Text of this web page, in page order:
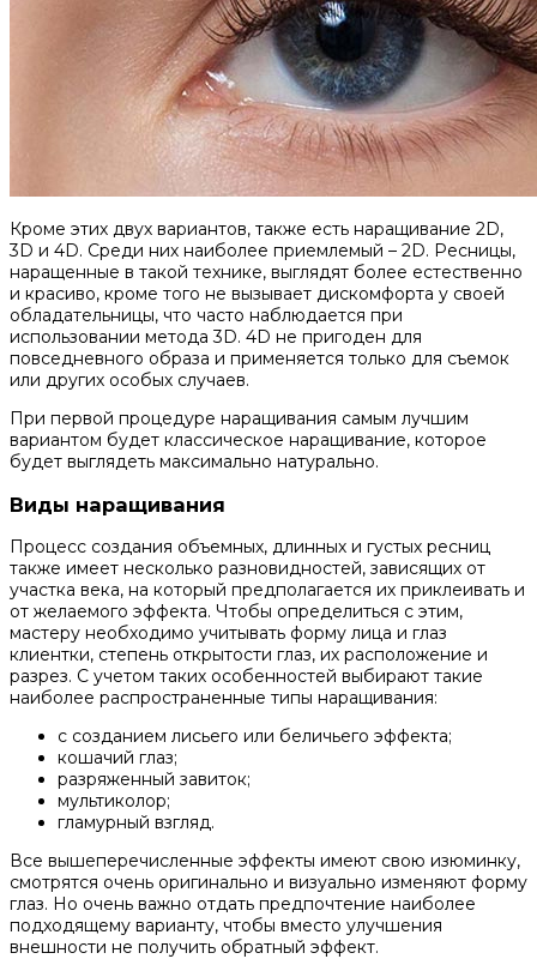
Кроме этих двух вариантов, также есть наращивание 2D,
3D и 4D. Среди них наиболее приемлемый – 2D. Ресницы,
наращенные в такой технике, выглядят более естественно
и красиво, кроме того не вызывает дискомфорта у своей
обладательницы, что часто наблюдается при
использовании метода 3D. 4D не пригоден для
повседневного образа и применяется только для съемок
или других особых случаев.
При первой процедуре наращивания самым лучшим
вариантом будет классическое наращивание, которое
будет выглядеть максимально натурально.
Виды наращивания
Процесс создания объемных, длинных и густых ресниц
также имеет несколько разновидностей, зависящих от
участка века, на который предполагается их приклеивать и
от желаемого эффекта. Чтобы определиться с этим,
мастеру необходимо учитывать форму лица и глаз
клиентки, степень открытости глаз, их расположение и
разрез. С учетом таких особенностей выбирают такие
наиболее распространенные типы наращивания:
с созданием лисьего или беличьего эффекта;
кошачий глаз;
разряженный завиток;
мультиколор;
гламурный взгляд.
Все вышеперечисленные эффекты имеют свою изюминку,
смотрятся очень оригинально и визуально изменяют форму
глаз. Но очень важно отдать предпочтение наиболее
подходящему варианту, чтобы вместо улучшения
внешности не получить обратный эффект.